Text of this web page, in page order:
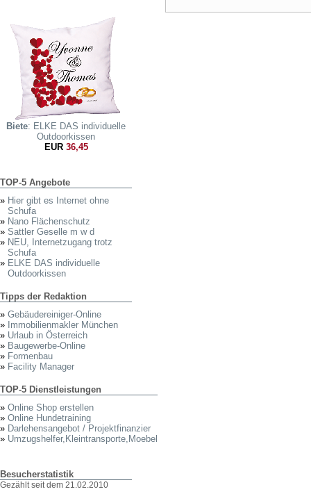
Biete: ELKE DAS individuelle
Outdoorkissen
EUR36,45
TOP-5 Angebote
» Hier gibt es Internet ohne
Schufa
» Nano Flächenschutz
» Sattler Geselle m w d
» NEU, Internetzugang trotz
Schufa
» ELKE DAS individuelle
Outdoorkissen
Tipps der Redaktion
» Gebäudereiniger-Online
» Immobilienmakler München
» Urlaub in Österreich
» Baugewerbe-Online
» Formenbau
» Facility Manager
TOP-5 Dienstleistungen
» Online Shop erstellen
» Online Hundetraining
» Darlehensangebot / Projektfinanzier
» Umzugshelfer,Kleintransporte,Moebel
Besucherstatistik
Gezählt seit dem 21.02.2010